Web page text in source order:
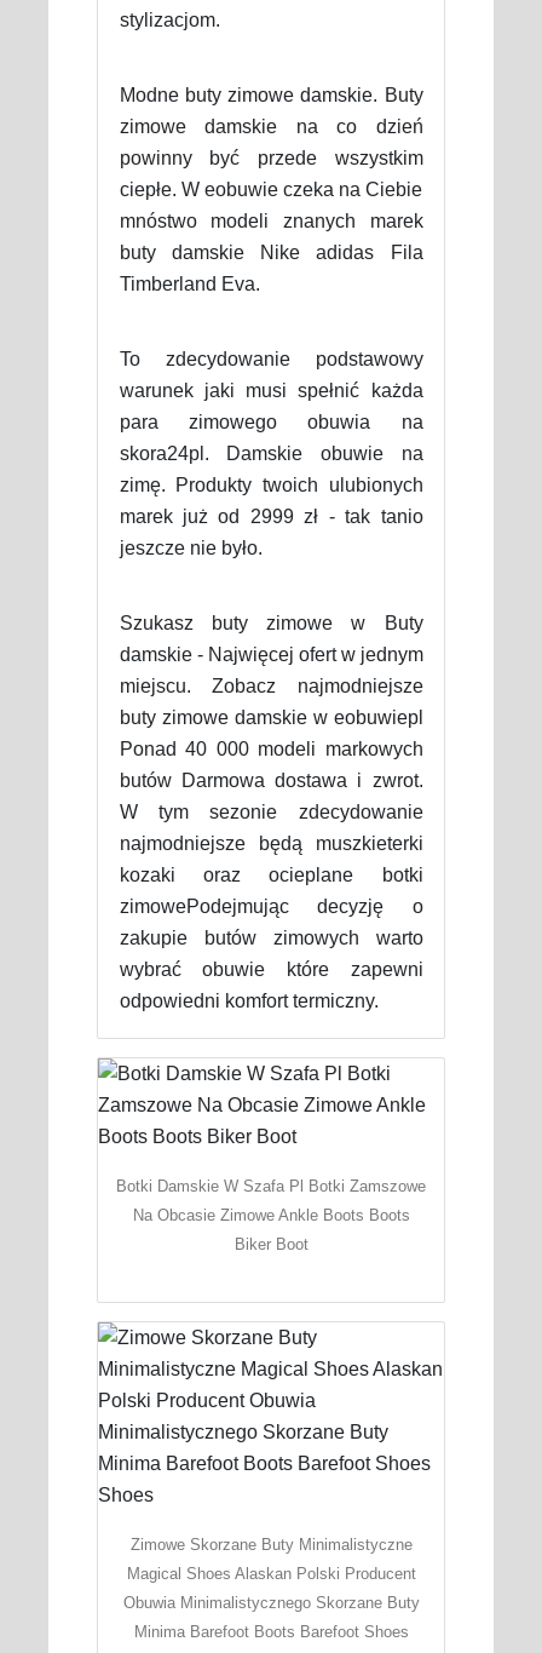
stylizacjom.
Modne buty zimowe damskie. Buty
zimowe damskie na co dzień
powinny być przede wszystkim
ciepłe. W eobuwie czeka na Ciebie
mnóstwo modeli znanych marek
buty damskie Nike adidas Fila
Timberland Eva.
To zdecydowanie podstawowy
warunek jaki musi spełnić każda
para zimowego obuwia na
skora24pl. Damskie obuwie na
zimę. Produkty twoich ulubionych
marek już od 2999 zł - tak tanio
jeszcze nie było.
Szukasz buty zimowe w Buty
damskie - Najwięcej ofert w jednym
miejscu. Zobacz najmodniejsze
buty zimowe damskie w eobuwiepl
Ponad 40 000 modeli markowych
butów Darmowa dostawa i zwrot.
W tym sezonie zdecydowanie
najmodniejsze będą muszkieterki
kozaki oraz ocieplane botki
zimowePodejmując decyzję o
zakupie butów zimowych warto
wybrać obuwie które zapewni
odpowiedni komfort termiczny.
Botki Damskie W Szafa Pl Botki Zamszowe
Na Obcasie Zimowe Ankle Boots Boots
Biker Boot
Zimowe Skorzane Buty Minimalistyczne
Magical Shoes Alaskan Polski Producent
Obuwia Minimalistycznego Skorzane Buty
Minima Barefoot Boots Barefoot Shoes